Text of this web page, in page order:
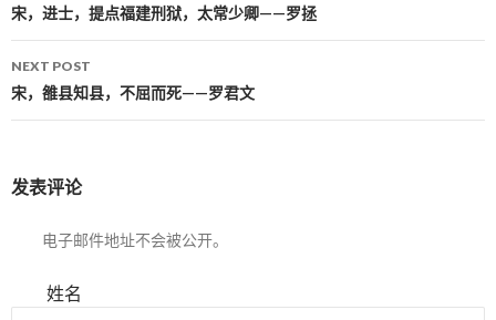
Post navigation
宋，进士，提点福建刑狱，太常少卿——罗拯
NEXT POST
宋，雒县知县，不屈而死——罗君文
发表评论
电子邮件地址不会被公开。
姓名